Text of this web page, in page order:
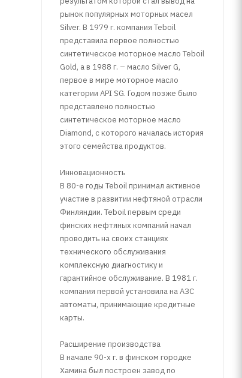
рынок популярных моторных масел
Silver. В 1979 г. компания Teboil
представила первое полностью
синтетическое моторное масло Teboil
Gold, а в 1988 г. – масло Silver G,
первое в мире моторное масло
категории API SG. Годом позже было
представлено полностью
синтетическое моторное масло
Diamond, с которого началась история
этого семейства продуктов.
Инновационность
В 80-е годы Teboil принимал активное
участие в развитии нефтяной отрасли
Финляндии. Teboil первым среди
финских нефтяных компаний начал
проводить на своих станциях
технического обслуживания
комплексную диагностику и
гарантийное обслуживание. В 1981 г.
компания первой установила на АЗС
автоматы, принимающие кредитные
карты.
Расширение производства
В начале 90-х г. в финском городке
Хамина был построен завод по